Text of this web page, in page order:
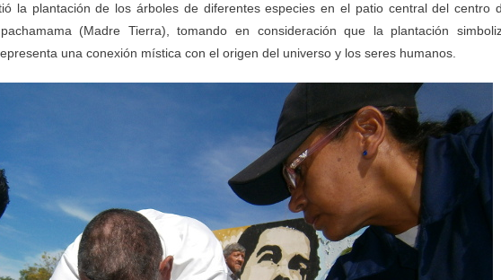
la plantación de los árboles de diferentes especies en el patio central del centro
(Madre Tierra), tomando en consideración que la plantación
una conexión mística con el origen del universo y los seres humanos.